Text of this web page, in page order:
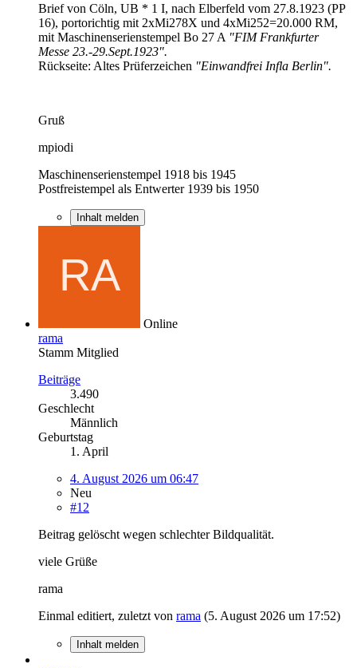
Brief von Cöln, UB * 1 I, nach Elberfeld vom 27.8.1923 (PP
16), portorichtig mit 2xMi278X und 4xMi252=20.000 RM,
mit Maschinenserienstempel Bo 27 A "FIM Frankfurter
Messe 23.-29.Sept.1923".
Rückseite: Altes Prüferzeichen "Einwandfrei Infla Berlin".
Gruß
mpiodi
Maschinenserienstempel 1918 bis 1945
Postfreistempel als Entwerter 1939 bis 1950
Inhalt melden
Online
rama
Stamm Mitglied
Beiträge
3.490
Geschlecht
Männlich
Geburtstag
1. April
4. August 2026 um 06:47
Neu
#12
Beitrag gelöscht wegen schlechter Bildqualität.
viele Grüße
rama
Einmal editiert, zuletzt von rama (5. August 2026 um 17:52)
Inhalt melden